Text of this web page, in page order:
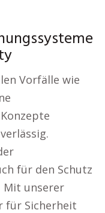
Vorfälle wie
für den Schutz
Mit unserer
für Sicherheit